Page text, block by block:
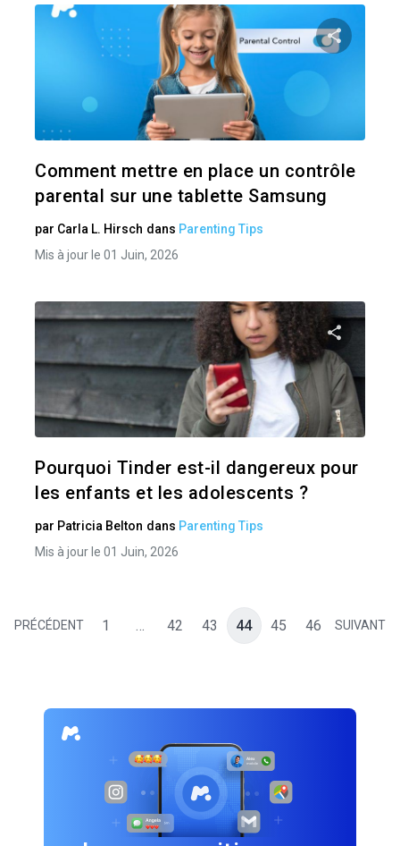
Comment mettre en place un contrôle
parental sur une tablette Samsung
par Carla L. Hirsch dans Parenting Tips
Mis à jour le 01 Juin, 2026
Pourquoi Tinder est-il dangereux pour
les enfants et les adolescents ?
par Patricia Belton dans Parenting Tips
Mis à jour le 01 Juin, 2026
PRÉCÉDENT 1 … 42 43 44 45 46 SUIVANT